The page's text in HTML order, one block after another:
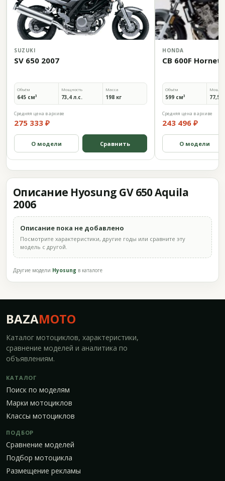
SUZUKI
SV 650 2007
Объём
645 см³
Мощность
73,4 л.с.
Масса
198 кг
Средняя цена в архиве
275 333 ₽
О модели Сравнить
HONDA
CB 600F Hornet
Объём
599 см³ 77,5
Средняя цена в архиве
243 496 ₽
О модели
Описание Hyosung GV 650 Aquila
2006
Описание пока не добавлено
Посмотрите характеристики, другие годы или сравните эту
модель с другой.
Другие модели Hyosung в каталоге
BAZAMOTO
Каталог мотоциклов, характеристики,
сравнение моделей и аналитика по
объявлениям.
КАТАЛОГ
Поиск по моделям
Марки мотоциклов
Классы мотоциклов
ПОДБОР
Сравнение моделей
Подбор мотоцикла
Размещение рекламы